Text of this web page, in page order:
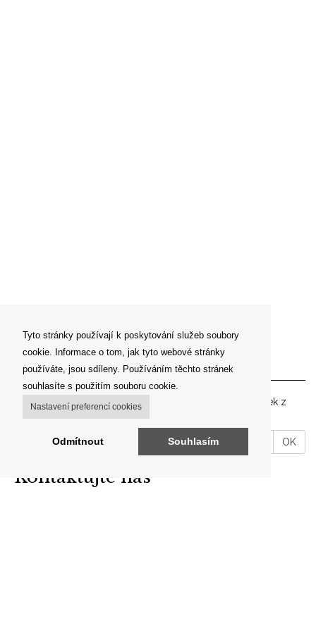
Tyto stránky používají k poskytování služeb soubory
cookie. Informace o tom, jak tyto webové stránky
používáte, jsou sdíleny. Používáním těchto stránek
souhlasíte s použitím souboru cookie.
Nastavení preferencí cookies
Odmítnout Souhlasím
Newsletter
Zadejte prosím vaší emailovou adresu pro zasílání novinek z
OK
Kontaktujte nás